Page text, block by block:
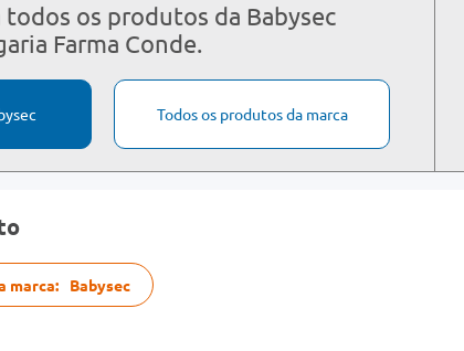
todos os produtos da Babysec
Farma Conde.
Todos os produtos da marca
marca: Babysec